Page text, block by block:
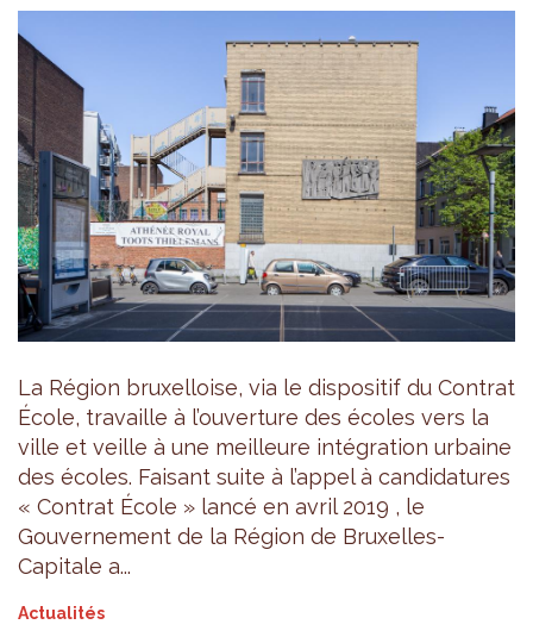
La Région bruxelloise, via le dispositif du Contrat
École, travaille à l’ouverture des écoles vers la
ville et veille à une meilleure intégration urbaine
des écoles. Faisant suite à l’appel à candidatures
« Contrat École » lancé en avril 2019 , le
Gouvernement de la Région de Bruxelles-
Capitale a...
Actualités